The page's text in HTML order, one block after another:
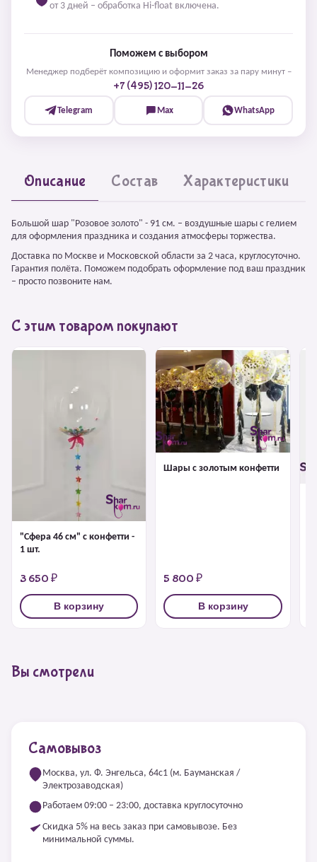
от 3 дней – обработка Hi-float включена.
Поможем с выбором
Менеджер подберёт композицию и оформит заказ за пару минут –
+7 (495) 120-11-26
Telegram Max WhatsApp
Описание Состав Характеристики
Большой шар "Розовое золото" - 91 см. – воздушные шары с гелием
для оформления праздника и создания атмосферы торжества.
Доставка по Москве и Московской области за 2 часа, круглосуточно.
Гарантия полёта. Поможем подобрать оформление под ваш праздник
– просто позвоните нам.
С этим товаром покупают
"Сфера 46 см" с конфетти -
1 шт.
3 650 ₽
В корзину
Шары с золотым конфетти
5 800 ₽
В корзину
Вы смотрели
Самовывоз
Москва, ул. Ф. Энгельса, 64с1 (м. Бауманская /
Электрозаводская)
Работаем 09:00 – 23:00, доставка круглосуточно
Скидка 5% на весь заказ при самовывозе. Без
минимальной суммы.